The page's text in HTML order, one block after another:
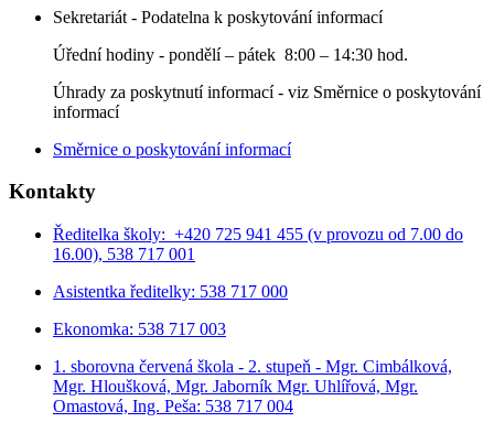
Sekretariát - Podatelna k poskytování informací
Úřední hodiny - pondělí – pátek 8:00 – 14:30 hod.
Úhrady za poskytnutí informací - viz Směrnice o poskytování
informací
Směrnice o poskytování informací
Kontakty
Ředitelka školy: +420 725 941 455 (v provozu od 7.00 do
16.00), 538 717 001
Asistentka ředitelky: 538 717 000
Ekonomka: 538 717 003
1. sborovna červená škola - 2. stupeň - Mgr. Cimbálková,
Mgr. Hloušková, Mgr. Jaborník Mgr. Uhlířová, Mgr.
Omastová, Ing. Peša: 538 717 004